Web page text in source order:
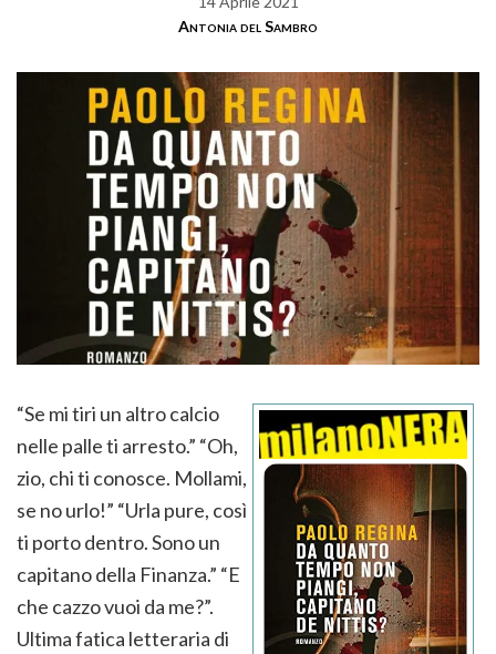
Antonia del Sambro
“Se mi tiri un altro calcio
nelle palle ti arresto.” “Oh,
zio, chi ti conosce. Mollami,
se no urlo!” “Urla pure, così
ti porto dentro. Sono un
capitano della Finanza.” “E
che cazzo vuoi da me?”.
Ultima fatica letteraria di